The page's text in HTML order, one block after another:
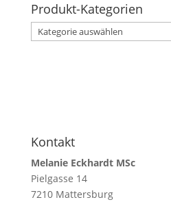
Produkt-Kategorien
Kontakt
Melanie Eckhardt MSc
Pielgasse 14
7210 Mattersburg